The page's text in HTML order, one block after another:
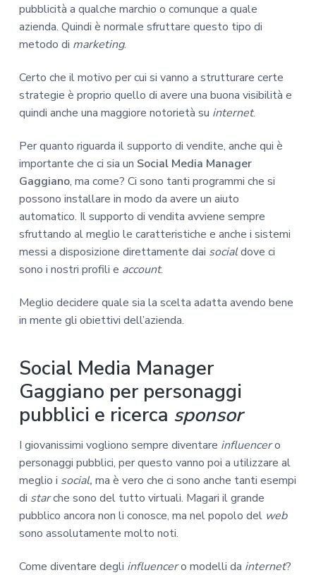
pubblicità a qualche marchio o comunque a quale
azienda. Quindi è normale sfruttare questo tipo di
metodo di marketing.
Certo che il motivo per cui si vanno a strutturare certe
strategie è proprio quello di avere una buona visibilità e
quindi anche una maggiore notorietà su internet.
Per quanto riguarda il supporto di vendite, anche qui è
importante che ci sia un Social Media Manager
Gaggiano, ma come? Ci sono tanti programmi che si
possono installare in modo da avere un aiuto
automatico. Il supporto di vendita avviene sempre
sfruttando al meglio le caratteristiche e anche i sistemi
messi a disposizione direttamente dai socialdove ci
sono i nostri profili e account.
Meglio decidere quale sia la scelta adatta avendo bene
in mente gli obiettivi dell’azienda.
Social Media Manager
Gaggiano per personaggi
pubblici e ricerca sponsor
I giovanissimi vogliono sempre diventare influencero
personaggi pubblici, per questo vanno poi a utilizzare al
meglio i social, ma è vero che ci sono anche tanti esempi
di starche sono del tutto virtuali. Magari il grande
pubblico ancora non li conosce, ma nel popolo del web
sono assolutamente molto noti.
Come diventare degli influencero modelli da internet?